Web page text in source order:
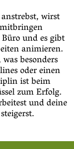
wirst
und es gibt
animieren.
besonders
oder einen
ist beim
zum Erfolg.
und deine